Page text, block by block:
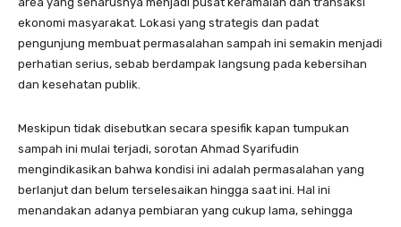
ekonomi masyarakat. Lokasi yang strategis dan padat
pengunjung membuat permasalahan sampah ini semakin menjadi
perhatian serius, sebab berdampak langsung pada kebersihan
dan kesehatan publik.
Meskipun tidak disebutkan secara spesifik kapan tumpukan
sampah ini mulai terjadi, sorotan Ahmad Syarifudin
mengindikasikan bahwa kondisi ini adalah permasalahan yang
berlanjut dan belum terselesaikan hingga saat ini. Hal ini
menandakan adanya pembiaran yang cukup lama, sehingga